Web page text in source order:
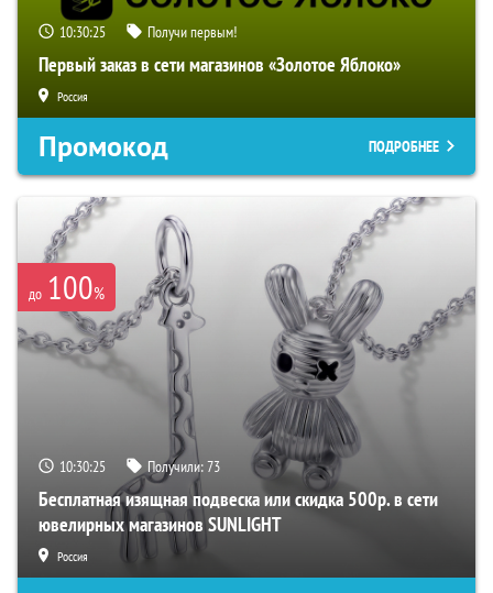
10:30:23 Получи первым!
Первый заказ в сети магазинов «Золотое Яблоко»
Россия
Промокод ПОДРОБНЕЕ
до 100%
10:30:23 Получили:73
Бесплатная изящная подвеска или скидка 500р. в сети
ювелирных магазинов SUNLIGHT
Россия